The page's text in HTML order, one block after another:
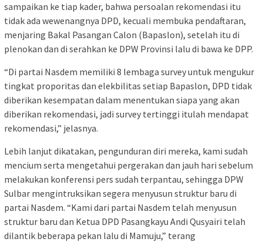
sampaikan ke tiap kader, bahwa persoalan rekomendasi itu
tidak ada wewenangnya DPD, kecuali membuka pendaftaran,
menjaring Bakal Pasangan Calon (Bapaslon), setelah itu di
plenokan dan di serahkan ke DPW Provinsi lalu di bawa ke DPP.
“Di partai Nasdem memiliki 8 lembaga survey untuk mengukur
tingkat proporitas dan elekbilitas setiap Bapaslon, DPD tidak
diberikan kesempatan dalam menentukan siapa yang akan
diberikan rekomendasi, jadi survey tertinggi itulah mendapat
rekomendasi,” jelasnya.
Lebih lanjut dikatakan, pengunduran diri mereka, kami sudah
mencium serta mengetahui pergerakan dan jauh hari sebelum
melakukan konferensi pers sudah terpantau, sehingga DPW
Sulbar mengintruksikan segera menyusun struktur baru di
partai Nasdem. “Kami dari partai Nasdem telah menyusun
struktur baru dan Ketua DPD Pasangkayu Andi Qusyairi telah
dilantik beberapa pekan lalu di Mamuju,” terang